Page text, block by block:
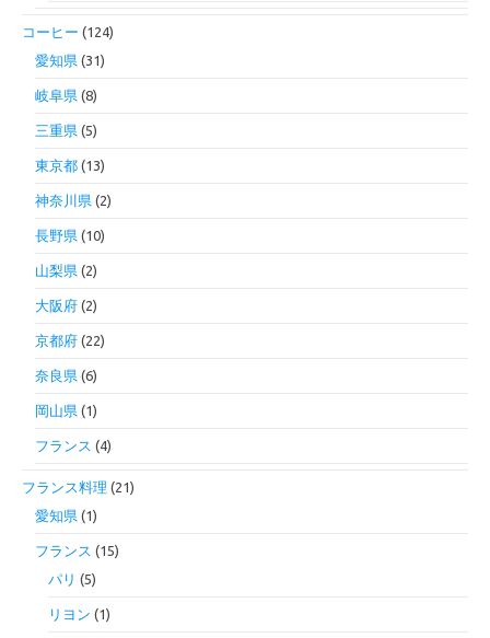
コーヒー (124)
愛知県 (31)
岐阜県 (8)
三重県 (5)
東京都 (13)
神奈川県 (2)
長野県 (10)
山梨県 (2)
大阪府 (2)
京都府 (22)
奈良県 (6)
岡山県 (1)
フランス (4)
フランス料理 (21)
愛知県 (1)
フランス (15)
パリ (5)
リヨン (1)